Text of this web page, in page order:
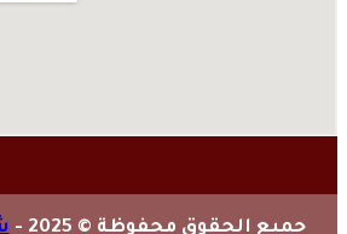
جميع الحقوق محفوظة © 2025 -